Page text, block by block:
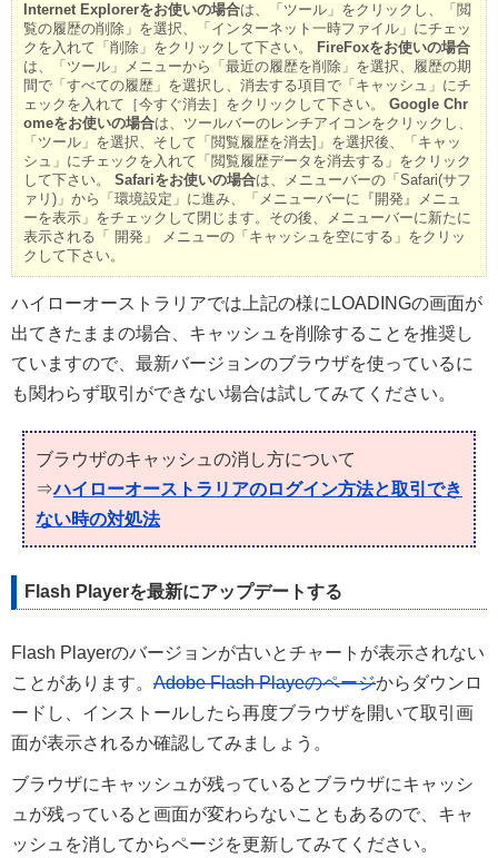
Internet Explorerをお使いの場合は、「ツール」をクリックし、「閲
覧の履歴の削除」を選択、「インターネット一時ファイル」にチェッ
クを入れて「削除」をクリックして下さい。
FireFoxをお使いの場合
は、「ツール」メニューから「最近の履歴を削除」を選択、履歴の期
間で「すべての履歴」を選択し、消去する項目で「キャッシュ」にチ
ェックを入れて［今すぐ消去］をクリックして下さい。 Google Chr
omeをお使いの場合は、ツールバーのレンチアイコンをクリックし、
「ツール」を選択、そして「閲覧履歴を消去]」を選択後、「キャッ
シュ」にチェックを入れて「閲覧履歴データを消去する」をクリック
して下さい。 Safariをお使いの場合は、メニューバーの「Safari(サフ
ァリ)」から「環境設定」に進み、「メニューバーに『開発』メニュ
ーを表示」をチェックして閉じます。その後、メニューバーに新たに
表示される「 開発」 メニューの「キャッシュを空にする」をクリッ
クして下さい。
ハイローオーストラリアでは上記の様にLOADINGの画面が
出てきたままの場合、キャッシュを削除することを推奨し
ていますので、最新バージョンのブラウザを使っているに
も関わらず取引ができない場合は試してみてください。
ブラウザのキャッシュの消し方について
⇒ハイローオーストラリアのログイン方法と取引でき
ない時の対処法
Flash Playerを最新にアップデートする
Flash Playerのバージョンが古いとチャートが表示されない
ことがあります。 Adobe Flash Playeのページからダウンロ
ードし、インストールしたら再度ブラウザを開いて取引画
面が表示されるか確認してみましょう。
ブラウザにキャッシュが残っているとブラウザにキャッシ
ュが残っていると画面が変わらないこともあるので、キャ
ッシュを消してからページを更新してみてください。